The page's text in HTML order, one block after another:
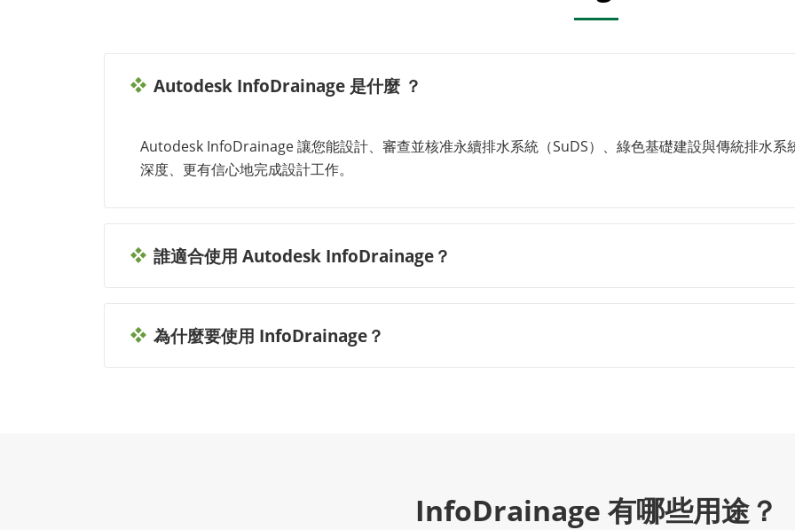
Autodesk InfoDrainage 是什麼 ？
Autodesk InfoDrainage 讓您能設計、審查並核准永續排水系統（SuDS）、綠色基礎建設與傳統排水
深度、更有信心地完成設計工作。
誰適合使用 Autodesk InfoDrainage？
為什麼要使用 InfoDrainage？
InfoDrainage 有哪些用途？